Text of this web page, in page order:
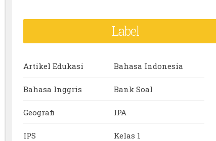
Label
Artikel Edukasi Bahasa Indonesia
Bahasa Inggris Bank Soal
Geografi IPA
IPS Kelas 1